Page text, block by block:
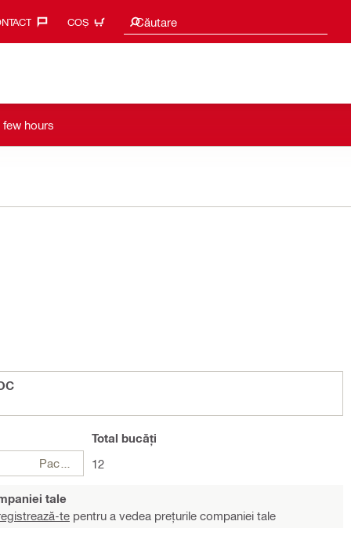
COȘ Căutare
Caută sugestii
hours
Pachet
Total bucăți
12
tale
te pentru a vedea prețurile companiei tale